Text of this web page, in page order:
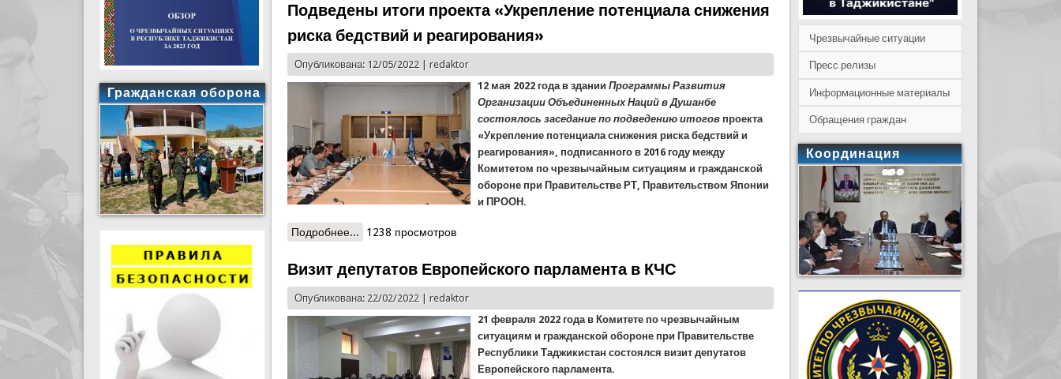
Подведены итоги проекта «Укрепление потенциала снижения
риска бедствий и реагирования»
Опубликована: 12/05/2022 |redaktor
12 мая 2022 года в зданииПрограммы Развития
Организации Объединенных Наций в Душанбе
состоялось заседание по подведению итогов проекта
«Укрепление потенциала снижения риска бедствий и
реагирования», подписанного в 2016 году между
Комитетом по чрезвычайным ситуациям и гражданской
обороне при Правительстве РТ, Правительством Японии
и ПРООН.
Подробнее... о Подведены итоги проекта «Укрепление потенциала снижения риска бедствий и реагирования»
1238 просмотров
Визит депутатов Европейского парламента в КЧС
Опубликована: 22/02/2022 |redaktor
21 февраля 2022 года в Комитете по чрезвычайным
ситуациям и гражданской обороне при Правительстве
Республики Таджикистан состоялся визит депутатов
Европейского парламента.
Гражданская оборона
Чрезвычайные ситуации
Пресс релизы
Информационные материалы
Обращения граждан
Координация